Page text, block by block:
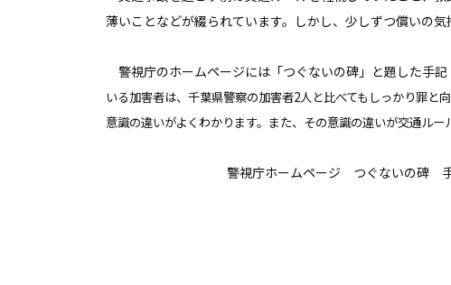
薄いことなどが綴られています。しかし、少しずつ償いの気
警視庁のホームページには「つぐないの碑」と題した手記
いる加害者は、千葉県警察の加害者2人と比べてもしっかり罪と
意識の違いがよくわかります。 また、その意識の違いが交通ルー
警視庁ホームページ つぐないの碑